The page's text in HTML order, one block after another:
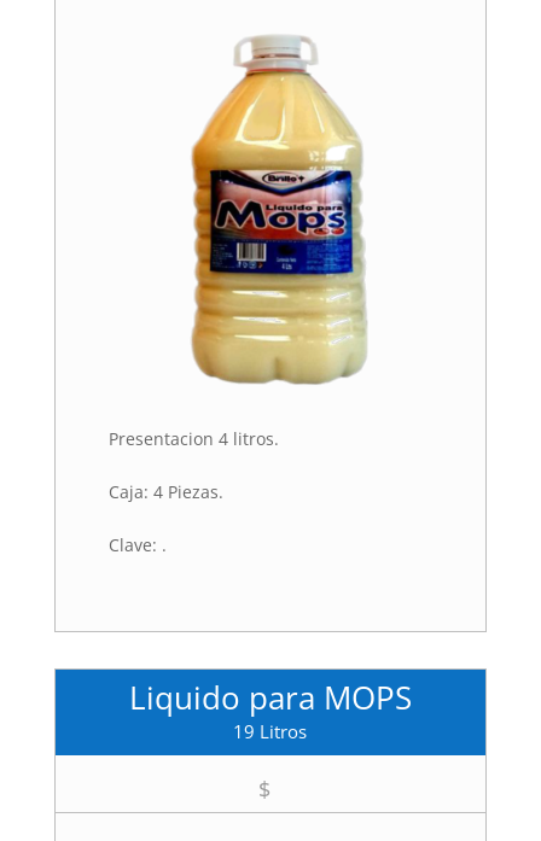
Presentacion 4 litros.
Caja: 4 Piezas.
Clave: .
Liquido para MOPS
19 Litros
$